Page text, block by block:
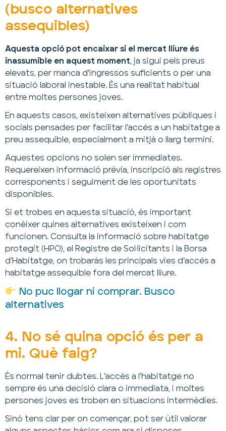
(busco alternatives
assequibles)
Aquesta opció pot encaixar si el mercat lliure és
inassumible en aquest moment, ja sigui pels preus
elevats, per manca d’ingressos suficients o per una
situació laboral inestable. És una realitat habitual
entre moltes persones joves.
En aquests casos, existeixen alternatives públiques i
socials pensades per facilitar l’accés a un habitatge a
preu assequible, especialment a mitjà o llarg termini.
Aquestes opcions no solen ser immediates.
Requereixen informació prèvia, inscripció als registres
corresponents i seguiment de les oportunitats
disponibles.
Si et trobes en aquesta situació, és important
conèixer quines alternatives existeixen i com
funcionen. Consulta la informació sobre habitatge
protegit (HPO), el Registre de Sol·licitants i la Borsa
d’Habitatge, on trobaràs les principals vies d’accés a
habitatge assequible fora del mercat lliure.
No puc llogar ni comprar. Busco
alternatives
4. No sé quina opció és per a
mi. Què faig?
És normal tenir dubtes. L’accés a l’habitatge no
sempre és una decisió clara o immediata, i moltes
persones joves es troben en situacions intermèdies.
Sinó tens clar per on començar, pot ser útil valorar